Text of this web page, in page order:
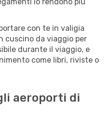
con te in valigia
cuscino da viaggio per
durante il viaggio, e
come libri, riviste o
aeroporti di